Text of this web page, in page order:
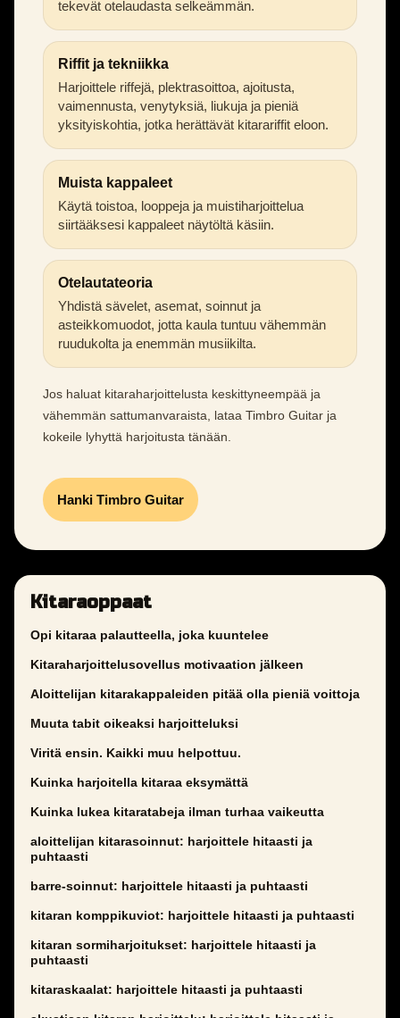
tekevät otelaudasta selkeämmän.
Riffit ja tekniikka
Harjoittele riffejä, plektrasoittoa, ajoitusta,
vaimennusta, venytyksiä, liukuja ja pieniä
yksityiskohtia, jotka herättävät kitarariffit eloon.
Muista kappaleet
Käytä toistoa, looppeja ja muistiharjoittelua
siirtääksesi kappaleet näytöltä käsiin.
Otelautateoria
Yhdistä sävelet, asemat, soinnut ja
asteikkomuodot, jotta kaula tuntuu vähemmän
ruudukolta ja enemmän musiikilta.
Jos haluat kitaraharjoittelusta keskittyneempää ja
vähemmän sattumanvaraista, lataa Timbro Guitar ja
kokeile lyhyttä harjoitusta tänään.
Hanki Timbro Guitar
Kitaraoppaat
Opi kitaraa palautteella, joka kuuntelee
Kitaraharjoittelusovellus motivaation jälkeen
Aloittelijan kitarakappaleiden pitää olla pieniä voittoja
Muuta tabit oikeaksi harjoitteluksi
Viritä ensin. Kaikki muu helpottuu.
Kuinka harjoitella kitaraa eksymättä
Kuinka lukea kitaratabeja ilman turhaa vaikeutta
aloittelijan kitarasoinnut: harjoittele hitaasti ja
puhtaasti
barre-soinnut: harjoittele hitaasti ja puhtaasti
kitaran komppikuviot: harjoittele hitaasti ja puhtaasti
kitaran sormiharjoitukset: harjoittele hitaasti ja
puhtaasti
kitaraskaalat: harjoittele hitaasti ja puhtaasti